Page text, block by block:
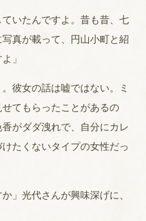
ていたんですよ。昔も昔、七
真が載って、円山小町と紹
」
彼女の話は嘘ではない。ミ
てもらったことがあるの
がダダ洩れで、自分にカレ
たくないタイプの女性だっ
」光代さんが興味深げに、